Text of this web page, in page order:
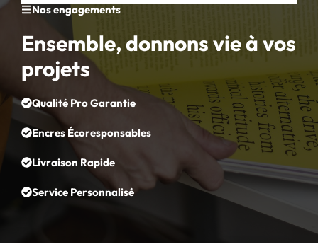
Nos engagements
Ensemble, donnons vie à vos
projets
Qualité Pro Garantie
Encres Écoresponsables
Livraison Rapide
Service Personnalisé